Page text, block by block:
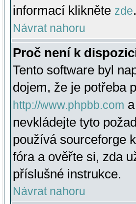
informací klikněte zde.
Návrat nahoru
Proč není k
Tento software byl
dojem, že je potřeba
http://www.phpbb.com
nevkládejte tyto
používá sourceforge
fóra a ověřte si, zda
příslušné instrukce.
Návrat nahoru